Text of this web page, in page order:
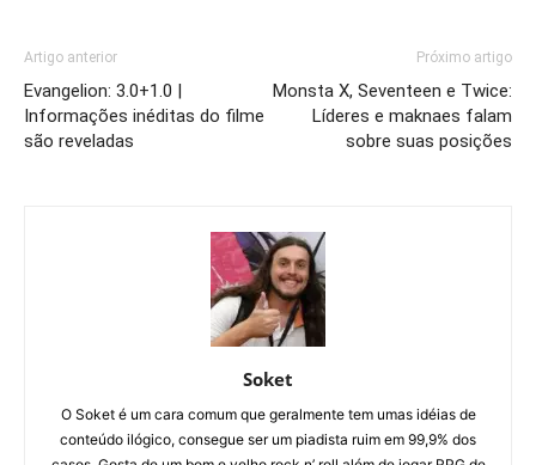
Artigo anterior
Evangelion: 3.0+1.0 |
Informações inéditas do filme
são reveladas
Próximo artigo
Monsta X, Seventeen e Twice:
Líderes e maknaes falam
sobre suas posições
Soket
O Soket é um cara comum que geralmente tem umas idéias de
conteúdo ilógico, consegue ser um piadista ruim em 99,9% dos